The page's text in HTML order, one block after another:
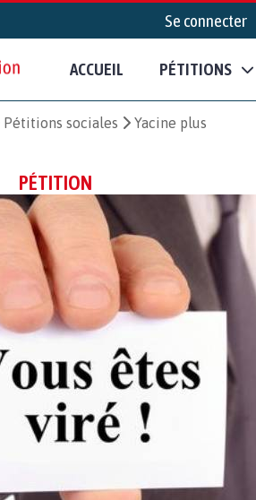
Se connecter
ACCUEIL PÉTITIONS
Pétitions sociales
Yacine plus
PÉTITION